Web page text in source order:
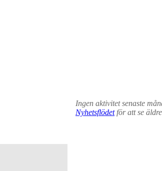
Ingen aktivitet senaste
Nyhetsflödetför att se